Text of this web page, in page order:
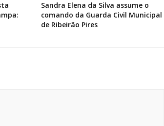
Sandra Elena da Silva assume o
comando da Guarda Civil Municipal
de Ribeirão Pires